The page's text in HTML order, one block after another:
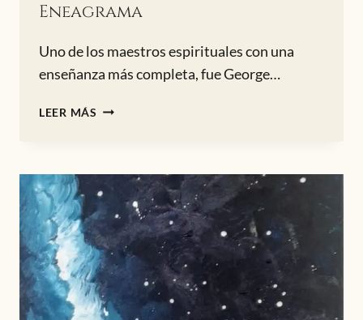
Eneagrama
Uno de los maestros espirituales con una
enseñanza más completa, fue George…
LEER MÁS EL
EL
ENEAGRAMA